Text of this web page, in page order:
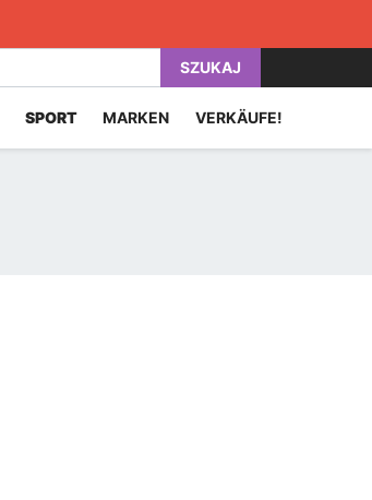
SZUKAJ
SPORT MARKEN VERKÄUFE!